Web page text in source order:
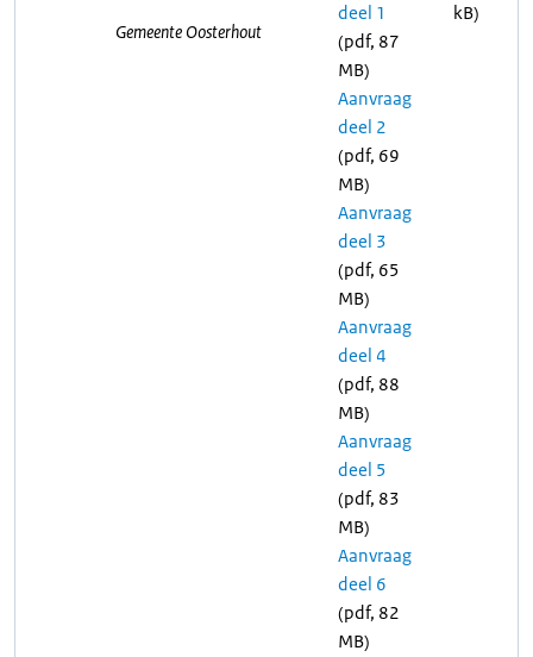
Gemeente Oosterhout
deel 1
(pdf, 87
MB)
Aanvraag
deel 2
(pdf, 69
MB)
Aanvraag
deel 3
(pdf, 65
MB)
Aanvraag
deel 4
(pdf, 88
MB)
Aanvraag
deel 5
(pdf, 83
MB)
Aanvraag
deel 6
(pdf, 82
MB)
kB)